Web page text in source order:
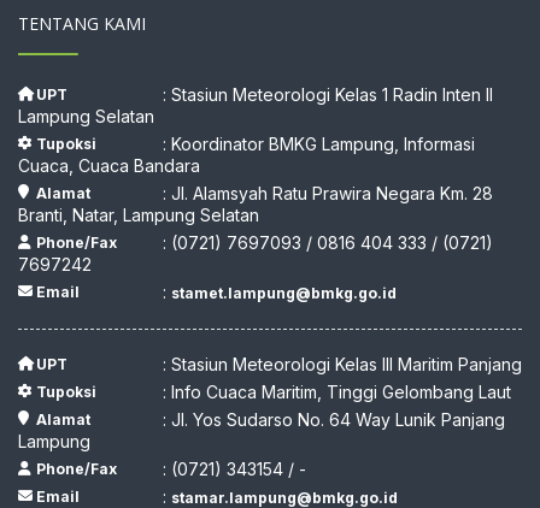
TENTANG KAMI
UPT
: Stasiun Meteorologi Kelas 1 Radin Inten II
Lampung Selatan
Tupoksi
: Koordinator BMKG Lampung, Informasi
Cuaca, Cuaca Bandara
Alamat
: Jl. Alamsyah Ratu Prawira Negara Km. 28
Branti, Natar, Lampung Selatan
Phone/Fax
: (0721) 7697093 / 0816 404 333 / (0721)
7697242
Email : stamet.lampung@bmkg.go.id
UPT : Stasiun Meteorologi Kelas III Maritim Panjang
Tupoksi : Info Cuaca Maritim, Tinggi Gelombang Laut
Alamat
: Jl. Yos Sudarso No. 64 Way Lunik Panjang
Lampung
Phone/Fax : (0721) 343154 / -
Email : stamar.lampung@bmkg.go.id